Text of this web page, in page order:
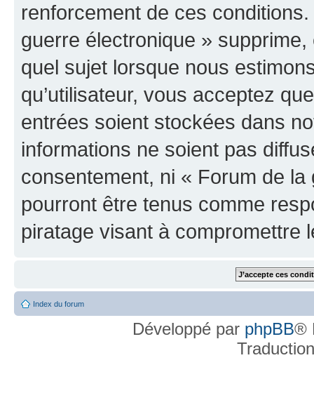
renforcement de ces
guerre électronique »
quel sujet lorsque nous
qu’utilisateur, vous acceptez
entrées soient stockées dans
informations ne soient pas
consentement, ni « Forum de
pourront être tenus comme
piratage visant à compromettre
Index du forum
Développé par phpBB®